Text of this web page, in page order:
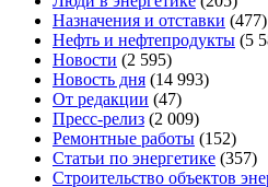
Назначения и отставки (477)
Нефть и нефтепродукты (5
Новости (2 595)
Новость дня (14 993)
От редакции (47)
Пресс-релиз (2 009)
Ремонтные работы (152)
Статьи по энергетике (357)
Строительство объектов